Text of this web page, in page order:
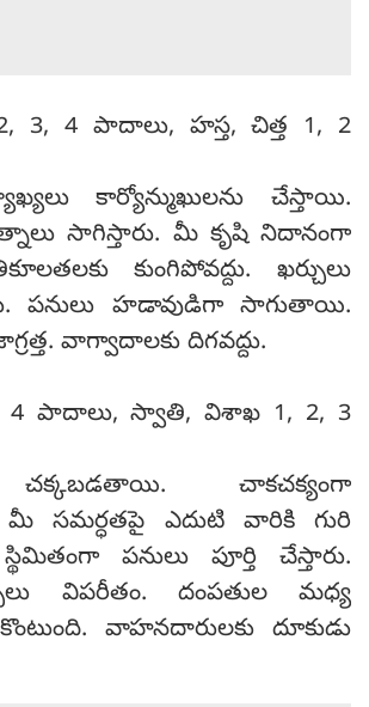
3, 4 పాదాలు, హస్త, చిత్త 1, 2
కార్యోన్ముఖులను చేస్తాయి.
సాగిస్తారు. మీ కృషి నిదానంగా
కుంగిపోవద్దు. ఖర్చులు
పనులు హడావుడిగా సాగుతాయి.
వాగ్వాదాలకు దిగవద్దు.
4 పాదాలు, స్వాతి, విశాఖ 1, 2, 3
చక్కబడతాయి. చాకచక్యంగా
మీ సమర్ధతపై ఎదుటి వారికి గురి
స్థిమితంగా పనులు పూర్తి చేస్తారు.
విపరీతం. దంపతుల మధ్య
వాహనదారులకు దూకుడు